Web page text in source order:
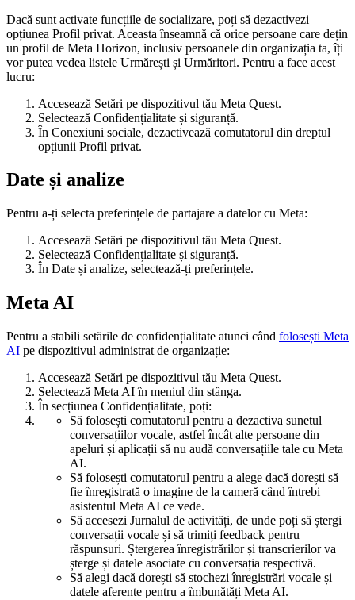
Dacă sunt activate funcțiile de socializare, poți să dezactivezi
opțiunea Profil privat. Aceasta înseamnă că orice persoane care dețin
un profil de Meta Horizon, inclusiv persoanele din organizația ta, îți
vor putea vedea listele Urmărești și Urmăritori. Pentru a face acest
lucru:
Accesează Setări pe dispozitivul tău Meta Quest.
Selectează Confidențialitate și siguranță.
În Conexiuni sociale, dezactivează comutatorul din dreptul
opțiunii Profil privat.
Date și analize
Pentru a-ți selecta preferințele de partajare a datelor cu Meta:
Accesează Setări pe dispozitivul tău Meta Quest.
Selectează Confidențialitate și siguranță.
În Date și analize, selectează-ți preferințele.
Meta AI
Pentru a stabili setările de confidențialitate atunci când folosești Meta
AI pe dispozitivul administrat de organizație:
Accesează Setări pe dispozitivul tău Meta Quest.
Selectează Meta AIîn meniul din stânga.
În secțiunea Confidențialitate, poți:
Să folosești comutatorul pentru a dezactiva sunetul
conversațiilor vocale, astfel încât alte persoane din
apeluri și aplicații să nu audă conversațiile tale cu Meta
AI.
Să folosești comutatorul pentru a alege dacă dorești să
fie înregistrată o imagine de la cameră când întrebi
asistentul Meta AI ce vede.
Să accesezi Jurnalul de activități, de unde poți să ștergi
conversații vocale și să trimiți feedback pentru
răspunsuri. Ștergerea înregistrărilor și transcrierilor va
șterge și datele asociate cu conversația respectivă.
Să alegi dacă dorești să stochezi înregistrări vocale și
datele aferente pentru a îmbunătăți Meta AI.